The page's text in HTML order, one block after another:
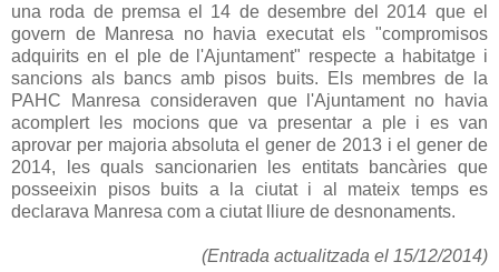
una roda de premsa el 14 de desembre del 2014 que el
govern de Manresa no havia executat els "compromisos
adquirits en el ple de l'Ajuntament" respecte a habitatge i
sancions als bancs amb pisos buits. Els membres de la
PAHC Manresa consideraven que l'Ajuntament no havia
acomplert les mocions que va presentar a ple i es van
aprovar per majoria absoluta el gener de 2013 i el gener de
2014, les quals sancionarien les entitats bancàries que
posseeixin pisos buits a la ciutat i al mateix temps es
declarava Manresa com a ciutat lliure de desnonaments.
(Entrada actualitzada el 15/12/2014)